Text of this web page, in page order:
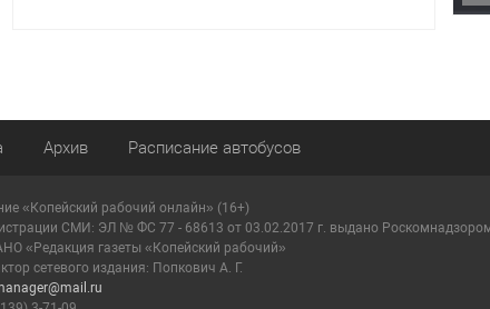
Архив Расписание автобусов
«Копейский рабочий онлайн» (16+)
СМИ: ЭЛ № ФС 77 - 68613 от 03.02.2017 г. выдано
«Редакция газеты «Копейский рабочий»
сетевого издания: Попкович А. Г.